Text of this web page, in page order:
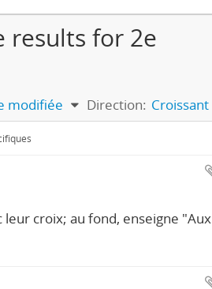
results for 2e
modifiée Direction: Croissant
croix; au fond, enseigne "Aux